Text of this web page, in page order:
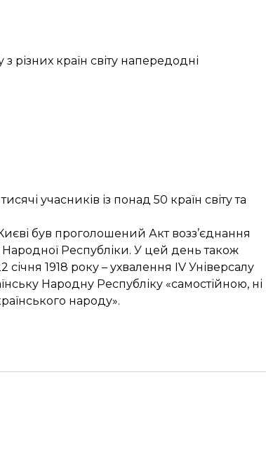
країн світу напередодні
учасників із понад 50 країн світу та
був проголошений Акт возз’єднання
Народної Республіки. У цей день також
1918 року – ухвалення IV Універсалу
Народну Республіку «самостійною, ні
народу».